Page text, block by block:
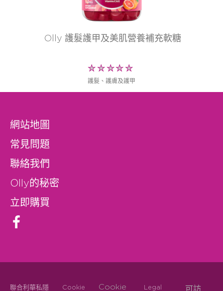
评
级
olly 護髮護甲及美肌營養補充軟糖
没
有
为
護髮、護膚及護甲
網站地圖
常見問題
聯絡我們
Olly的秘密
立即購買
聯合利華私隱 Cookie Cookie Legal 可訪